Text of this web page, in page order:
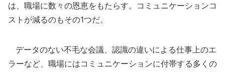
は、職場に数々の恩恵をもたらす。コミュニケーションコ
ストが減るのもその1つだ。
データのない不毛な会議、認識の違いによる仕事上のエ
ラーなど、職場にはコミュニケーションに付帯する多くの